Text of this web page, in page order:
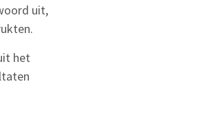
uit,
het